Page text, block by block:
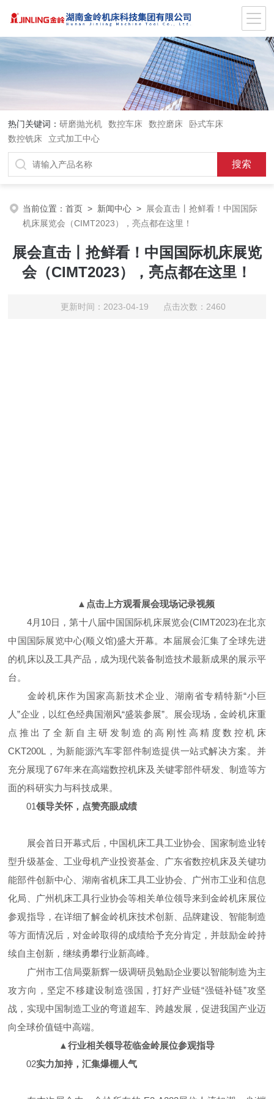
热门关键词：研磨抛光机 数控车床 数控磨床
卧式车床
数控铣床
立式加工中心
当前位置：首页 > 新闻中心 > 展会直击丨抢鲜看！中国国际
机床展览会（CIMT2023），亮点都在这里！
展会直击丨抢鲜看！中国国际机床展览
会（CIMT2023），亮点都在这里！
更新时间：2023-04-19 点击次数：2460
▲点击上方观看展会现场记录视频
4月10日，第十八届中国国际机床展览会(CIMT2023)在北京
中国国际展览中心(顺义馆)盛大开幕。本届展会汇集了全球先进
的机床以及工具产品，成为现代装备制造技术最新成果的展示平
台。
金岭机床作为国家高新技术企业、湖南省专精特新“小巨
人”企业，以红色经典国潮风“盛装参展”。展会现场，金岭机床重
点推出了全新自主研发制造的高刚性高精度数控机床
CKT200L，为新能源汽车零部件制造提供一站式解决方案。并
充分展现了67年来在高端数控机床及关键零部件研发、制造等方
面的科研实力与科技成果。
01领导关怀，点赞亮眼成绩
展会首日开幕式后，中国机床工具工业协会、国家制造业转
型升级基金、工业母机产业投资基金、广东省数控机床及关键功
能部件创新中心、湖南省机床工具工业协会、广州市工业和信息
化局、广州机床工具行业协会等相关单位领导来到金岭机床展位
参观指导，在详细了解金岭机床技术创新、品牌建设、智能制造
等方面情况后，对金岭取得的成绩给予充分肯定，并鼓励金岭持
续自主创新，继续勇攀行业新高峰。
广州市工信局粟新辉一级调研员勉励企业要以智能制造为主
攻方向，坚定不移建设制造强国，打好产业链“强链补链”攻坚
战，实现中国制造工业的弯道超车、跨越发展，促进我国产业迈
向全球价值链中高端。
▲行业相关领导莅临金岭展位参观指导
02实力加持，汇集爆棚人气